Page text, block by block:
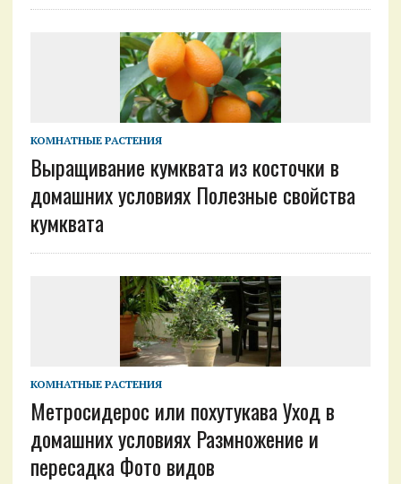
КОМНАТНЫЕ РАСТЕНИЯ
Выращивание кумквата из косточки в
домашних условиях Полезные свойства
кумквата
КОМНАТНЫЕ РАСТЕНИЯ
Метросидерос или похутукава Уход в
домашних условиях Размножение и
пересадка Фото видов